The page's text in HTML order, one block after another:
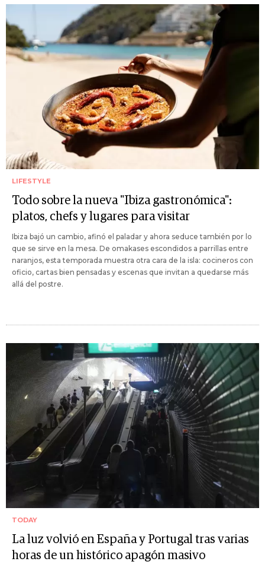
LIFESTYLE
Todo sobre la nueva "Ibiza gastronómica":
platos, chefs y lugares para visitar
Ibiza bajó un cambio, afinó el paladar y ahora seduce también por lo
que se sirve en la mesa. De omakases escondidos a parrillas entre
naranjos, esta temporada muestra otra cara de la isla: cocineros con
oficio, cartas bien pensadas y escenas que invitan a quedarse más
allá del postre.
TODAY
La luz volvió en España y Portugal tras varias
horas de un histórico apagón masivo